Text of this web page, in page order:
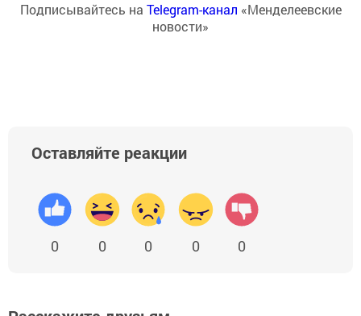
Подписывайтесь на Telegram-канал «Менделеевские
новости»
Оставляйте реакции
0 0 0 0 0